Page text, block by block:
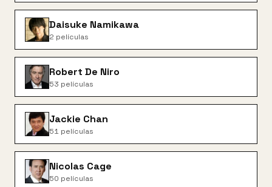
Daisuke Namikawa
2 películas
Robert De Niro
53 películas
Jackie Chan
51 películas
Nicolas Cage
50 películas